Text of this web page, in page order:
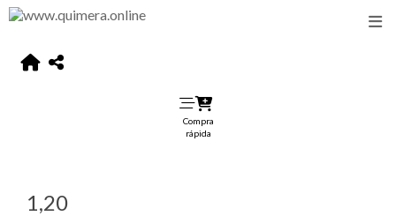
Compra
rápida
1,20